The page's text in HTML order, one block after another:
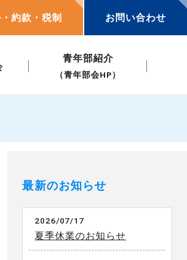
青年部紹介
（青年部会HP）
約款・税制 お問い合わせ
最新のお知らせ
2026/07/17
夏季休業のお知らせ